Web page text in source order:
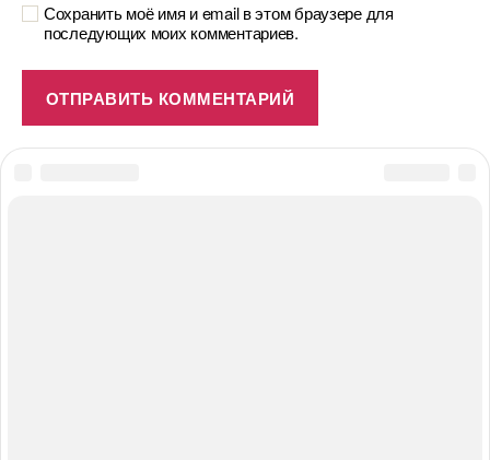
Сохранить моё имя и email в этом браузере для
последующих моих комментариев.